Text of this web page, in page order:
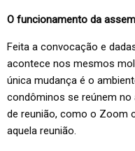
O funcionamento da
Feita a convocação e
acontece nos mesmos
única mudança é o
condôminos se reúnem
de reunião, como o Zoom
aquela reunião.